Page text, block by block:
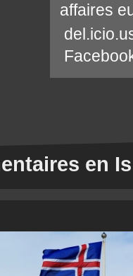
affaires
en